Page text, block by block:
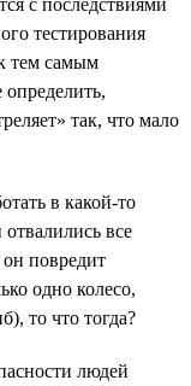
тестирования
тем самым
так, что мало
в какой-то
все
он повредит
одно колесо,
то что тогда?
людей